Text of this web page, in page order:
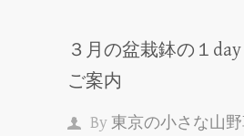
３月の盆栽鉢の１
ご案内
By 東京の小さな山